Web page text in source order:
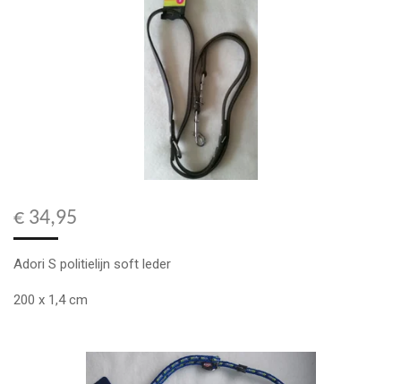
€ 34,95
Adori S politielijn soft leder
200 x 1,4 cm